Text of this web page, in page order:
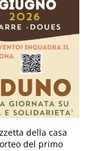
della casa
del primo